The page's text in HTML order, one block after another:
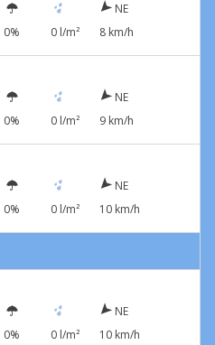
0% 0 l/m²
NE
8 km/h
0% 0 l/m²
NE
9 km/h
0% 0 l/m²
NE
10 km/h
0% 0 l/m²
NE
10 km/h